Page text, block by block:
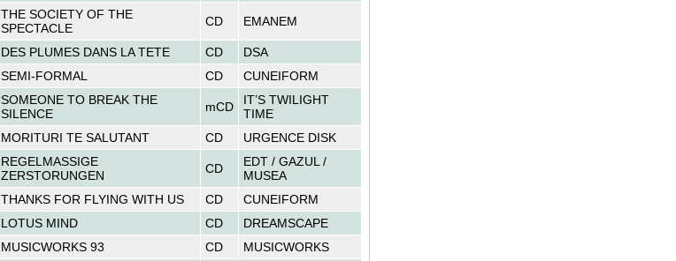
THE SOCIETY OF THE
SPECTACLE
CD EMANEM
DES PLUMES DANS LA TETE CD
DSA
SEMI-FORMAL CD CUNEIFORM
SOMEONE TO BREAK THE
SILENCE
mCD
IT’S TWILIGHT
TIME
MORITURI TE SALUTANT CD URGENCE DISK
REGELMASSIGE
ZERSTORUNGEN
CD
EDT / GAZUL /
MUSEA
THANKS FOR FLYING WITH US CD
CUNEIFORM
LOTUS MIND CD
DREAMSCAPE
MUSICWORKS 93 CD MUSICWORKS